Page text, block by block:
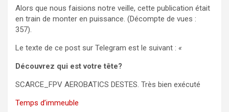
Alors que nous faisions notre veille, cette publication était
en train de monter en puissance. (Décompte de vues :
357).
Le texte de ce post sur Telegram est le suivant : «
Découvrez qui est votre tête?
SCARCE_FPV AEROBATICS DESTES. Très bien exécuté
Temps d’immeuble